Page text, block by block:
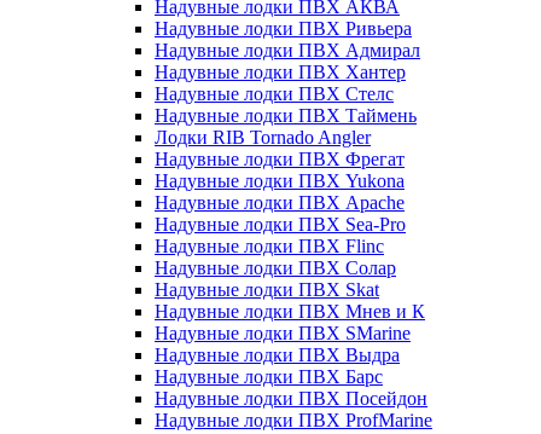
Надувные лодки ПВХ АКВА
Надувные лодки ПВХ Ривьера
Надувные лодки ПВХ Адмирал
Надувные лодки ПВХ Хантер
Надувные лодки ПВХ Стелс
Надувные лодки ПВХ Таймень
Лодки RIB Tornado Angler
Надувные лодки ПВХ Фрегат
Надувные лодки ПВХ Yukona
Надувные лодки ПВХ Apache
Надувные лодки ПВХ Sea-Pro
Надувные лодки ПВХ Flinc
Надувные лодки ПВХ Солар
Надувные лодки ПВХ Skat
Надувные лодки ПВХ Мнев и К
Надувные лодки ПВХ SMarine
Надувные лодки ПВХ Выдра
Надувные лодки ПВХ Барс
Надувные лодки ПВХ Посейдон
Надувные лодки ПВХ ProfMarine